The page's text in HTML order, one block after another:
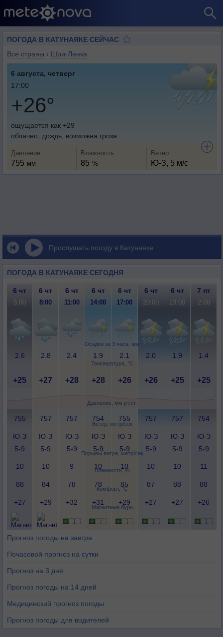
ПОГОДА В КАТУНАЯКЕ СЕЙЧАС
Все страны › Шри-Ланка
6 августа, четверг
17:00
+26°
ощущается как +29
облачно, дождь, возможна гроза
Давление
755 мм
Влажность
85 %
Ветер
Ю-З, 5 м/с
Прослушать погоду в Катунаяке
ПОГОДА В КАТУНАЯКЕ СЕГОДНЯ
Осадки за 3 часа, мм
Температура, °C
Давление, мм рт.ст.
Ветер, метр/сек
Порывы ветра, метр/сек
Влажность, %
Комфорт, °C
Магнитные бури
6 чт 6 чт 6 чт 6 чт 6 чт 6 чт 6 чт 7 пт
5:00 8:00 11:00 14:00 17:00 20:00 23:00 2:00
2.6 2.8 2.4 1.9 2.1 2.0 1.9 1.4
+25 +27 +28 +28 +26 +26 +25 +25
755 757 757 754 755 757 757 754
Ю-З
5-9
Ю-З
5-9
Ю-З
5-9
Ю-З
5-9
Ю-З
5-9
Ю-З
5-9
Ю-З
5-9
Ю-З
5-9
10 10 9 10 10 10 10 11
88 84 78 78 85 87 88 88
+27 +29 +32 +31 +29 +27 +27 +26
Прогноз погоды на завтра
Почасовой прогноз на сутки
Прогноз на 3 дня
Прогноз погоды на 14 дней
Медицинский прогноз погоды
Прогноз погоды для водителей